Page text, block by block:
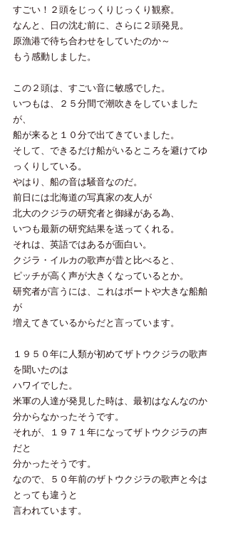
すごい！２頭をじっくりじっくり観察。
なんと、日の沈む前に、さらに２頭発見。
原漁港で待ち合わせをしていたのか～
もう感動しました。
この２頭は、すごい音に敏感でした。
いつもは、２５分間で潮吹きをしていました
が、
船が来ると１０分で出てきていました。
そして、できるだけ船がいるところを避けてゆ
っくりしている。
やはり、船の音は騒音なのだ。
前日には北海道の写真家の友人が
北大のクジラの研究者と御縁がある為、
いつも最新の研究結果を送ってくれる。
それは、英語ではあるが面白い。
クジラ・イルカの歌声が昔と比べると、
ピッチが高く声が大きくなっているとか。
研究者が言うには、これはボートや大きな船舶
が
増えてきているからだと言っています。
１９５０年に人類が初めてザトウクジラの歌声
を聞いたのは
ハワイでした。
米軍の人達が発見した時は、最初はなんなのか
分からなかったそうです。
それが、１９７１年になってザトウクジラの声
だと
分かったそうです。
なので、５０年前のザトウクジラの歌声と今は
とっても違うと
言われています。